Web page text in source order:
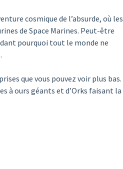
cosmique de l’absurde, où les
de Space Marines. Peut-être
pourquoi tout le monde ne
que vous pouvez voir plus bas.
à ours géants et d’Orks faisant la